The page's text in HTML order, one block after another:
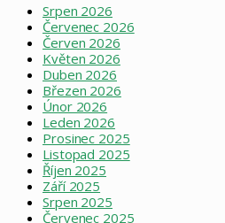
Srpen 2026
Červenec 2026
Červen 2026
Květen 2026
Duben 2026
Březen 2026
Únor 2026
Leden 2026
Prosinec 2025
Listopad 2025
Říjen 2025
Září 2025
Srpen 2025
Červenec 2025